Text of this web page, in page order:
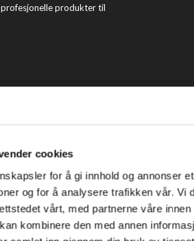
cookies
for å gi innhold og annonser
og for å analysere trafikken vår. Vi
vårt, med partnerne våre
kombinere den med annen
produkter til
00